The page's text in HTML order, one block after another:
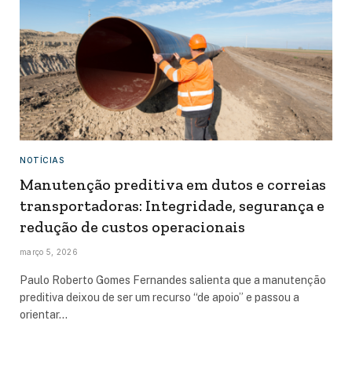
NOTÍCIAS
Manutenção preditiva em dutos e correias
transportadoras: Integridade, segurança e
redução de custos operacionais
março 5, 2026
Paulo Roberto Gomes Fernandes salienta que a manutenção
preditiva deixou de ser um recurso “de apoio” e passou a
orientar…